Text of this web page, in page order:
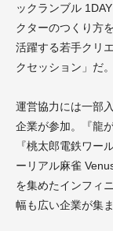
ックランブル
クターのつくり方
活躍する若手クリ
クセッション」だ。
運営協力には一部
企業が参加。『龍
『桃太郎電鉄ワー
ーリアル麻雀
を集めたインフィ
幅も広い企業が集ま